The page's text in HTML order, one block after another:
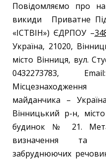
Повідомляємо про
викиди Приватне
«ІСТВІН») ЄДРПОУ –
Україна, 21020,
місто Вінниця, вул.
0432273783,
Місцезнаходження
майданчика –
Вінницький р-н,
будинок № 21.
визначення та
забруднюючих